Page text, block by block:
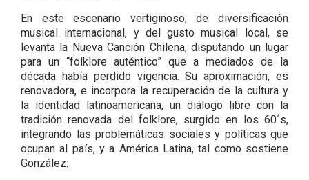
En este escenario vertiginoso, de diversificación
musical internacional, y del gusto musical local, se
levanta la Nueva Canción Chilena, disputando un lugar
para un “folklore auténtico” que a mediados de la
década había perdido vigencia. Su aproximación, es
renovadora, e incorpora la recuperación de la cultura y
la identidad latinoamericana, un diálogo libre con la
tradición renovada del folklore, surgido en los 60´s,
integrando las problemáticas sociales y políticas que
ocupan al país, y a América Latina, tal como sostiene
González: